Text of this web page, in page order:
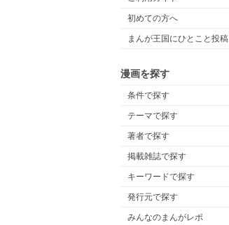
初めての方へ
まんが王国にひとこと投稿
漫画を探す
条件で探す
テーマで探す
著者で探す
掲載雑誌で探す
キーワードで探す
発行元で探す
みんなのまんがレポ